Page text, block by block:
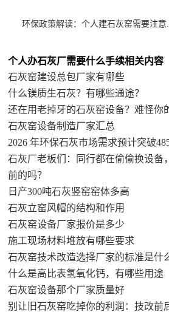
环保政策解读：个人建石灰窑需要注意...
个人办石灰厂需要什么手续相关内容
石灰窑建设总包厂家有哪些
什么镁质生石灰？有哪些通途？
还在用老掉牙的石灰窑设备？难怪你
石灰窑设备制造厂家汇总
2026 年环保石灰市场需求预计突破
石灰厂老板们：同行都在偷偷换设备
前的吗？
日产300吨石灰竖窑窑体多高
石灰立窑风帽的结构和作用
石灰窑设备厂家报价是多少
施工现场材料堆放有哪些要求
石灰窑技术改造选择厂家的标准是什
什么是高比表氢氧化钙，有哪些用途
石灰窑设备那个厂家质量好
别让旧石灰窑吃掉你的利润：技改前